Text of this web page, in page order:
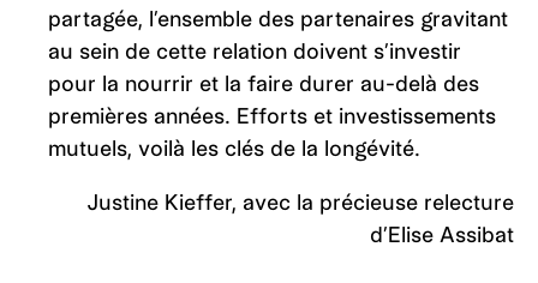
partagée, l’ensemble des partenaires gravitant
au sein de cette relation doivent s’investir
pour la nourrir et la faire durer au-delà des
premières années. Efforts et investissements
mutuels, voilà les clés de la longévité.
Justine Kieffer, avec la précieuse relecture
d’Elise Assibat